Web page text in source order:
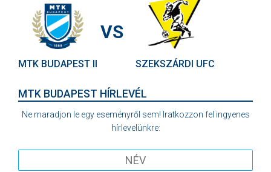
MTK BUDAPEST II
VS
SZEKSZÁRDI UFC
MTK BUDAPEST HÍRLEVÉL
Ne maradjon le egy eseményről sem! Iratkozzon fel ingyenes
hírlevelünkre: